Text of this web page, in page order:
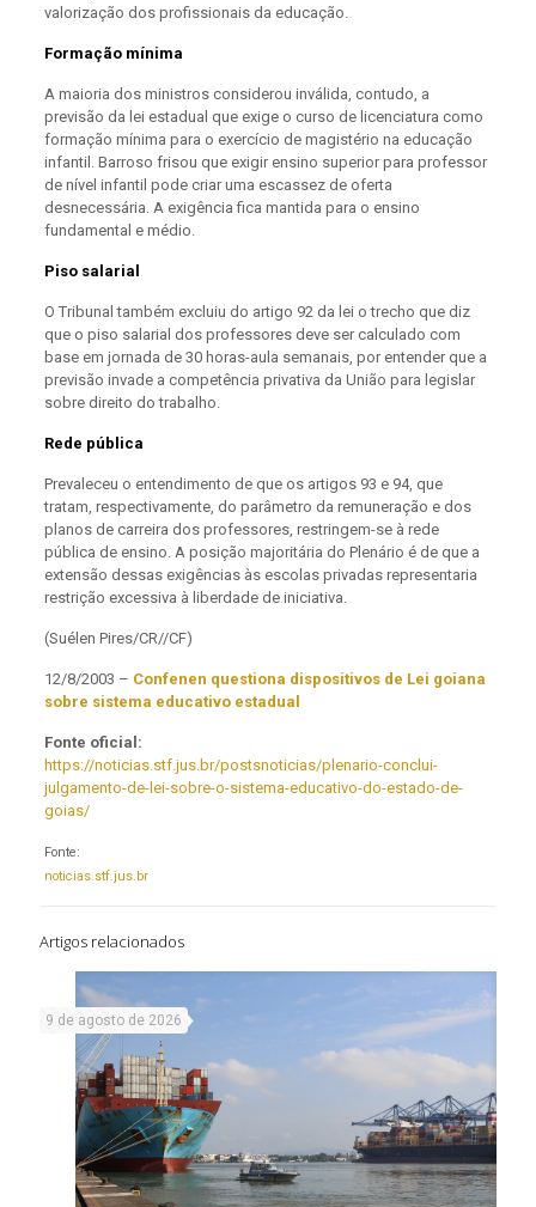
valorização dos profissionais da educação.
Formação mínima
A maioria dos ministros considerou inválida, contudo, a
previsão da lei estadual que exige o curso de licenciatura como
formação mínima para o exercício de magistério na educação
infantil. Barroso frisou que exigir ensino superior para professor
de nível infantil pode criar uma escassez de oferta
desnecessária. A exigência fica mantida para o ensino
fundamental e médio.
Piso salarial
O Tribunal também excluiu do artigo 92 da lei o trecho que diz
que o piso salarial dos professores deve ser calculado com
base em jornada de 30 horas-aula semanais, por entender que a
previsão invade a competência privativa da União para legislar
sobre direito do trabalho.
Rede pública
Prevaleceu o entendimento de que os artigos 93 e 94, que
tratam, respectivamente, do parâmetro da remuneração e dos
planos de carreira dos professores, restringem-se à rede
pública de ensino. A posição majoritária do Plenário é de que a
extensão dessas exigências às escolas privadas representaria
restrição excessiva à liberdade de iniciativa.
(Suélen Pires/CR//CF)
12/8/2003 – Confenen questiona dispositivos de Lei goiana
sobre sistema educativo estadual
Fonte oficial:
https://noticias.stf.jus.br/postsnoticias/plenario-conclui-
julgamento-de-lei-sobre-o-sistema-educativo-do-estado-de-
goias/
Fonte:
noticias.stf.jus.br
Artigos relacionados
9 de agosto de 2026